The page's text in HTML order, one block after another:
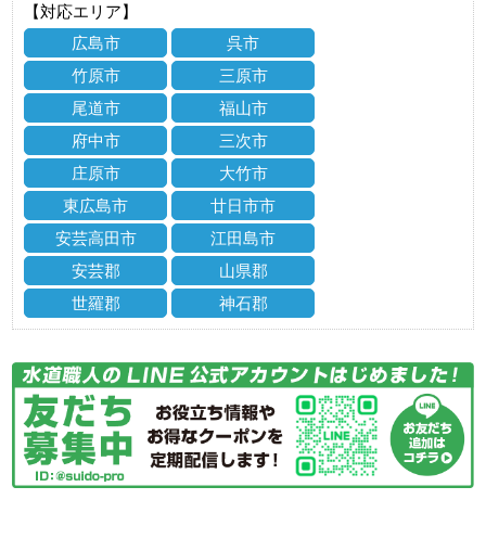
【対応エリア】
広島市
呉市
竹原市
三原市
尾道市
福山市
府中市
三次市
庄原市
大竹市
東広島市
廿日市市
安芸高田市
江田島市
安芸郡
山県郡
世羅郡
神石郡